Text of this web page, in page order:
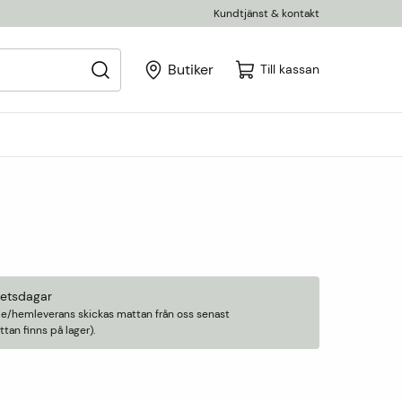
Kundtjänst & kontakt
Butiker Till kassan
hemleverans skickas mattan från oss senast
finns på lager).